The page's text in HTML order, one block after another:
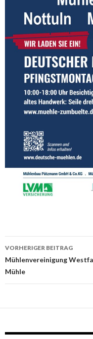
Beitrags-
Navigation
VORHERIGER BEITRAG
Mühlenvereinigung
Mühle